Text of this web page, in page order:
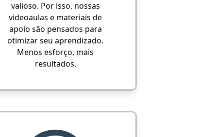
valioso. Por isso, nossas
videoaulas e materiais de
apoio são pensados para
otimizar seu aprendizado.
Menos esforço, mais
resultados.